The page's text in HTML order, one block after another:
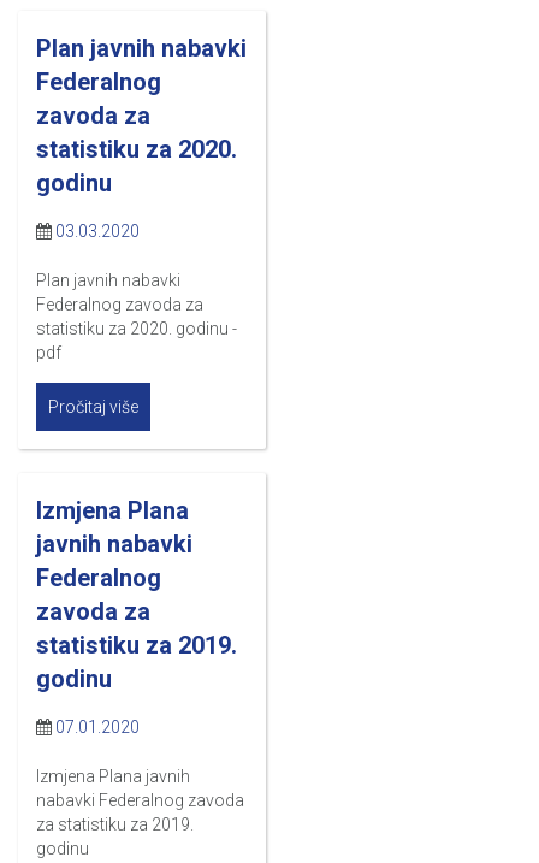
Plan javnih nabavki
Federalnog
zavoda za
statistiku za 2020.
godinu
03.03.2020
Plan javnih nabavki
Federalnog zavoda za
statistiku za 2020. godinu -
pdf
Pročitaj više
Izmjena Plana
javnih nabavki
Federalnog
zavoda za
statistiku za 2019.
godinu
07.01.2020
Izmjena Plana javnih
nabavki Federalnog zavoda
za statistiku za 2019.
godinu